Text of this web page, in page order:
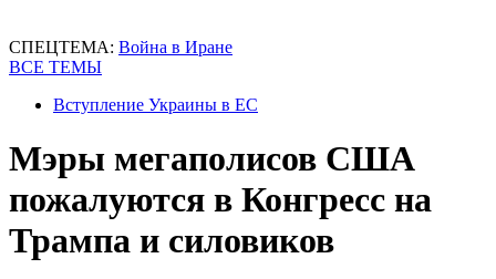
СПЕЦТЕМА: Война в Иране
ВСЕ ТЕМЫ
Вступление Украины в ЕС
Мэры мегаполисов США
пожалуются в Конгресс на
Трампа и силовиков